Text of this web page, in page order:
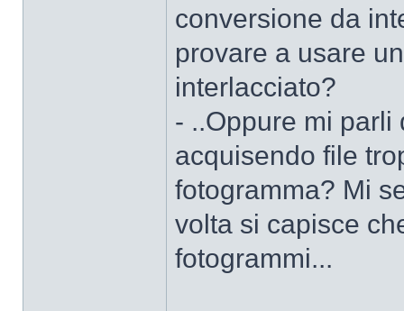
conversione da
provare a usare
interlacciato?
- ..Oppure mi parli
acquisendo file
fotogramma? Mi
volta si capisce
fotogrammi...